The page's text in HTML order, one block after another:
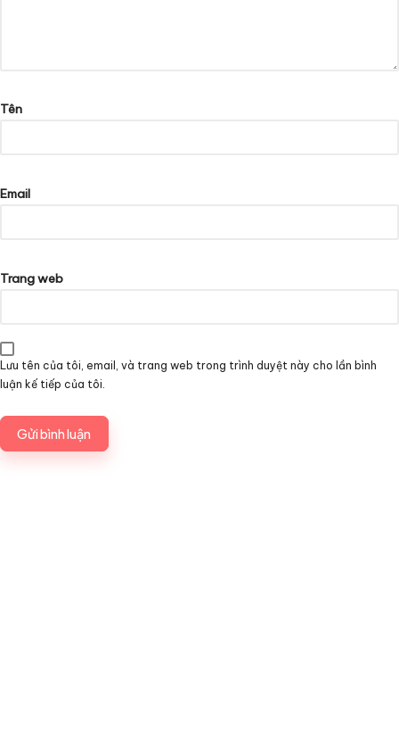
Tên
Email
Trang web
Lưu tên của tôi, email, và trang web trong trình duyệt này cho lần bình
luận kế tiếp của tôi.